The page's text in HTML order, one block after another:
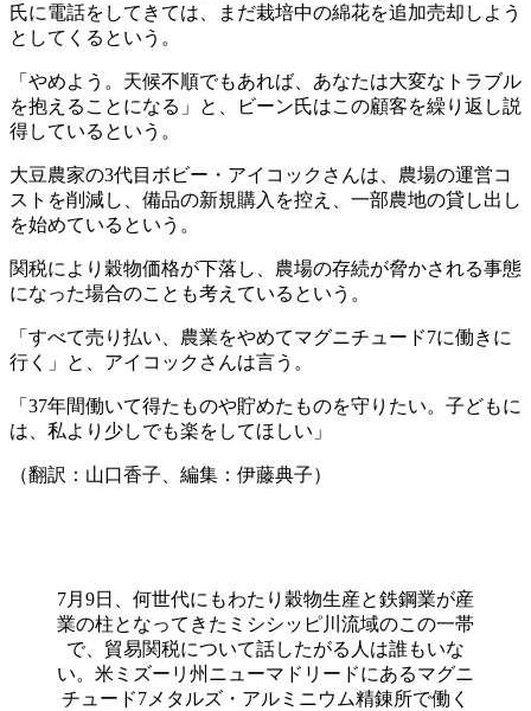
氏に電話をしてきては、まだ栽培中の綿花を追加売却しよう
としてくるという。
「やめよう。天候不順でもあれば、あなたは大変なトラブル
を抱えることになる」と、ビーン氏はこの顧客を繰り返し説
得しているという。
大豆農家の3代目ボビー・アイコックさんは、農場の運営コ
ストを削減し、備品の新規購入を控え、一部農地の貸し出し
を始めているという。
関税により穀物価格が下落し、農場の存続が脅かされる事態
になった場合のことも考えているという。
「すべて売り払い、農業をやめてマグニチュード7に働きに
行く」と、アイコックさんは言う。
「37年間働いて得たものや貯めたものを守りたい。子どもに
は、私より少しでも楽をしてほしい」
（翻訳：山口香子、編集：伊藤典子）
7月9日、何世代にもわたり穀物生産と鉄鋼業が産
業の柱となってきたミシシッピ川流域のこの一帯
で、貿易関税について話したがる人は誰もいな
い。米ミズーリ州ニューマドリードにあるマグニ
チュード7メタルズ・アルミニウム精錬所で働く